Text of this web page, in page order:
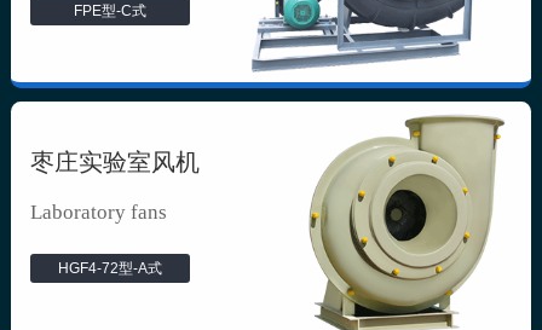
FPE型-C式
枣庄实验室风机
Laboratory fans
HGF4-72型-A式